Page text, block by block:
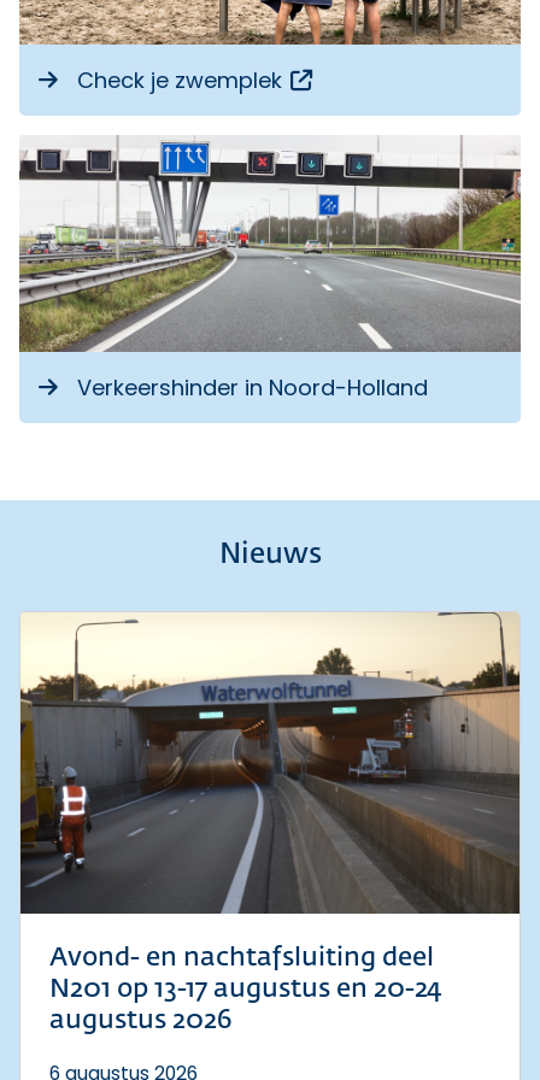
Check je zwemplek
Verkeershinder in Noord-Holland
Nieuws
Avond- en nachtafsluiting deel
N201 op 13-17 augustus en 20-24
augustus 2026
6 augustus 2026